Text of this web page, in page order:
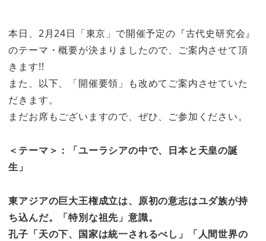
本日、2月24日「東京」で開催予定の『古代史研究会』
のテーマ・概要が決まりましたので、ご案内させて頂
きます!!
また、以下、「開催要領」も改めてご案内させていた
だきます。
まだお席もございますので、ぜひ、ご参加ください。
＜テーマ＞：「ユーラシアの中で、日本と天皇の誕
生」
東アジアの巨大王権成立は、原初の意志はユダ族が持
ち込んだ。「特別な祖先」意識。
孔子「天の下、国家は統一されるべし」「人間世界の